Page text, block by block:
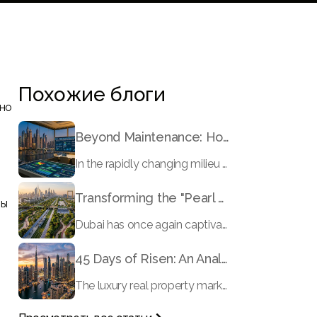
Похожие блоги
Beyond Maintenance: How Preventive Money Governance is Transforming Dubai Real Estate
In the rapidly changing milieu of Dubai's real estate sector, the year 2026 has triggered a substantial change in baggage handling practices. We have progressed beyond time when asset handling is simply a matter of "repairing leaks" or "accumulating bills". Currently, prudent businesses, builders and residents expect a more enhanced priority: preventive money governance.
Transforming the "Pearl of the World": 5 Key Projects Shaping Dubai's Future in 2026
Dubai has once again captivated a worldwide target audience with several groundbreaking mega-works that redefine the boundaries of engineering, sustainability and urban living. As we progress to May 2026, these ventures are evolving from bold ideas into concrete realities, cementing Dubai’s role as a worldwide leader in innovation and smart metropolitan development. From the depths of the ocean to the heights of the skyline, here's a complete examination of 5 massive projects that could currently make the emirate work again.
45 Days of Risen: An Analysis of Dubai’s Remarkable Growth in Ultra-Luxury Real Estate
The luxury real property market in Dubai is experiencing a remarkable upward push, strengthening its position as the leading worldwide hub for high-internet value investors. By the end of April 2026, the market has proven formidable resilience and growth, fueled by a blend of world-class infrastructure, strategic financial policies and a remarkable way of life worldwide Presented below is a complete analysis of the contemporary state of the ultra-luxury sector in Dubai, and the number one factors contributing to this historic momentum.